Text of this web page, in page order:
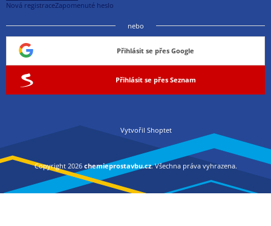
Nová registraceZapomenuté heslo
nebo
Přihlásit se přes Google
Přihlásit se přes Seznam
Vytvořil Shoptet
Copyright 2026 chemieprostavbu.cz. Všechna práva vyhrazena.